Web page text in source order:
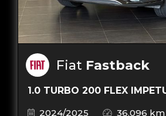
Fiat Fastback
1.0 TURBO 200 FLEX
2024/2025
36.096 km